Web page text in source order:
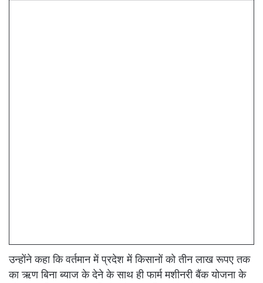
उन्होंने कहा कि वर्तमान में प्रदेश में किसानों को तीन लाख रूपए तक
का ऋण बिना ब्याज के देने के साथ ही फार्म मशीनरी बैंक योजना के